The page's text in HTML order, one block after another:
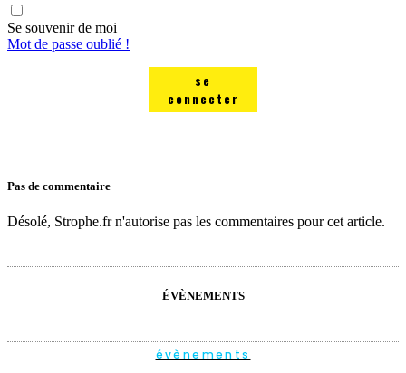
Se souvenir de moi
Mot de passe oublié !
se
connecter
Pas de commentaire
Désolé, Strophe.fr n'autorise pas les commentaires pour cet article.
ÉVÈNEMENTS
évènements